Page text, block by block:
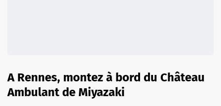
A Rennes, montez à bord du Château
Ambulant de Miyazaki